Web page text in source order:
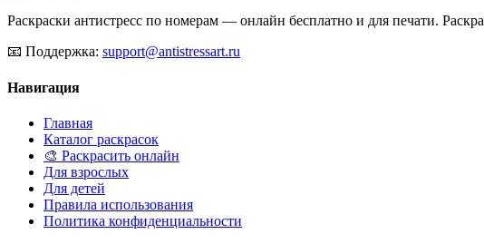
Раскраски антистресс по номерам — онлайн бесплатно и для печати.
📧 Поддержка: support@antistressart.ru
Навигация
Главная
Каталог раскрасок
🎨 Раскрасить онлайн
Для взрослых
Для детей
Правила использования
Политика конфиденциальности